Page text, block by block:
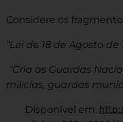
Considere os
“Lei de 18 de Agosto de
“Cria as Guardas
milícias, guardas
Disponível em: